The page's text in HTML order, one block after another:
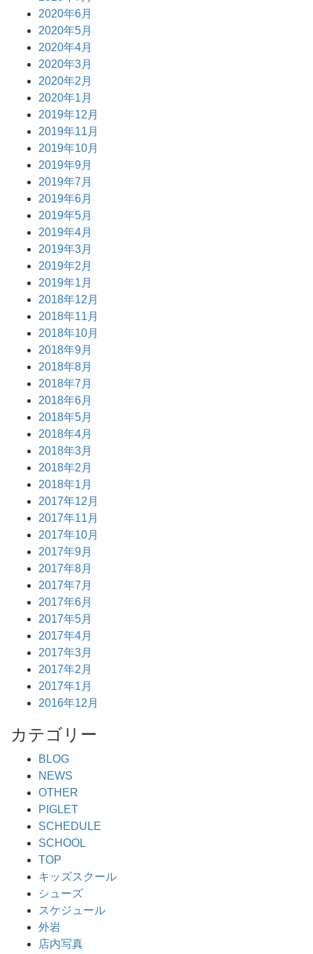
2020年6月
2020年5月
2020年4月
2020年3月
2020年2月
2020年1月
2019年12月
2019年11月
2019年10月
2019年9月
2019年7月
2019年6月
2019年5月
2019年4月
2019年3月
2019年2月
2019年1月
2018年12月
2018年11月
2018年10月
2018年9月
2018年8月
2018年7月
2018年6月
2018年5月
2018年4月
2018年3月
2018年2月
2018年1月
2017年12月
2017年11月
2017年10月
2017年9月
2017年8月
2017年7月
2017年6月
2017年5月
2017年4月
2017年3月
2017年2月
2017年1月
2016年12月
カテゴリー
BLOG
NEWS
OTHER
PIGLET
SCHEDULE
SCHOOL
TOP
キッズスクール
シューズ
スケジュール
外岩
店内写真